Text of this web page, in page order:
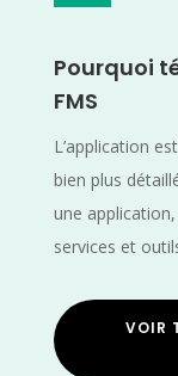
Pourquoi
FMS
L’application
bien plus
une
services et
VOIR